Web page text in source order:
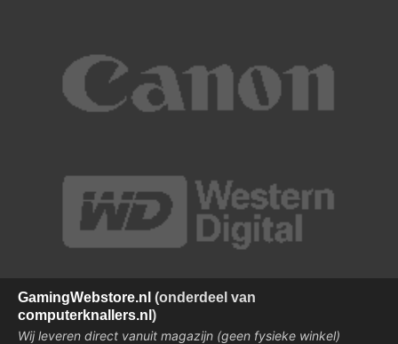
GamingWebstore.nl (onderdeel van
computerknallers.nl )
Wij leveren direct vanuit magazijn (geen fysieke winkel)